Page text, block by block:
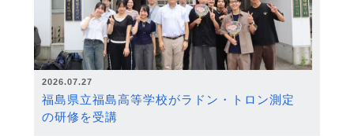
2026.07.27
福島県立福島高等学校がラドン・トロン測定
の研修を受講